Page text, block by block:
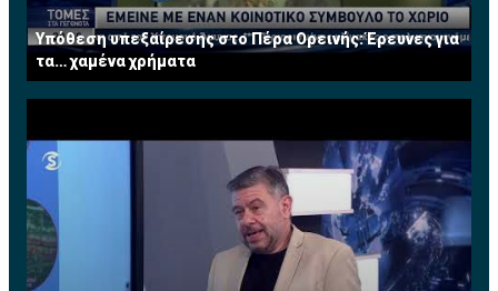
Υπόθεση υπεξαίρεσης στο Πέρα Ορεινής: Έρευνες για
τα… χαμένα χρήματα